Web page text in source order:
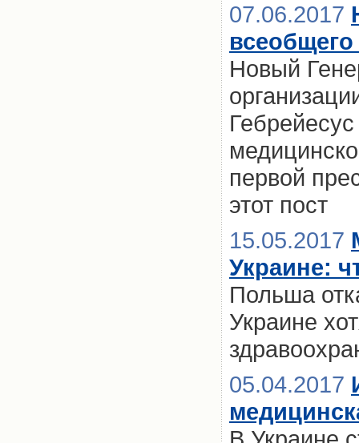
07.06.2017
Новый
первой
этот пост
15.05.2017
Украине:
Польша
Украине
05.04.2017